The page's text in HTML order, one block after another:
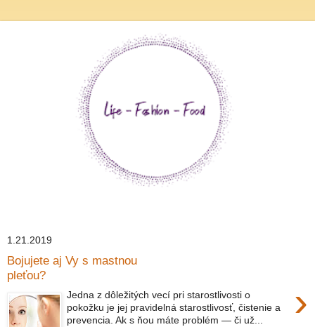
1.21.2019
Bojujete aj Vy s mastnou
pleťou?
›
Jedna z dôležitých vecí pri starostlivosti o
pokožku je jej pravidelná starostlivosť, čistenie a
prevencia. Ak s ňou máte problém — či už...